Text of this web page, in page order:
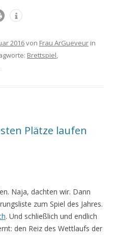
2016von Frau ArGueveur in
Brettspiel,
Plätze laufen
Naja, dachten wir. Dann
zum Spiel des Jahres.
. Und schließlich und endlich
den Reiz des Wettlaufs der